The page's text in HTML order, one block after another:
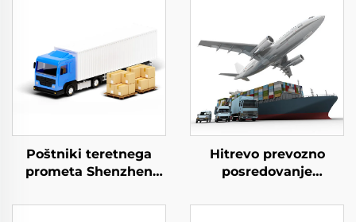
Poštniki teretnega
prometa Shenzhen
v vrata Dhl Express
Hitrevo prevozno
posredovanje
Prevoz iz doma v dom